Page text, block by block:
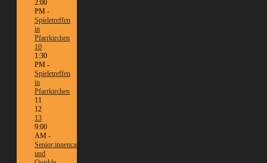
2:00
PM -
Spieletreffen
in
Pfarrkirchen
10
1:30
PM -
Spieletreffen
in
Pfarrkirchen
11
12
13
9:00
AM -
Senior:innencafé
und